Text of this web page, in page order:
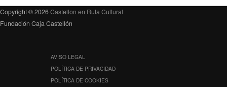
Copyright © 2026Castellon en Ruta Cultural
Fundación Caja Castellón
AVISO LEGAL
POLÍTICA DE PRIVACIDAD
POLÍTICA DE COOKIES